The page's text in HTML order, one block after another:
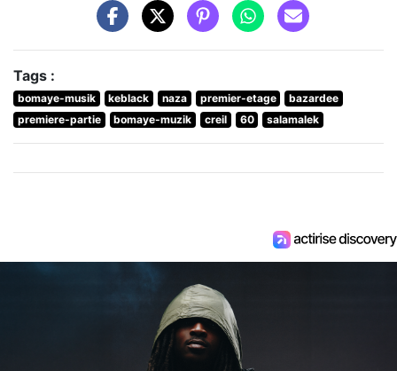
Tags :
bomaye-musik keblack naza premier-etage
bazardee
premiere-partie
bomaye-muzik creil 60 salamalek